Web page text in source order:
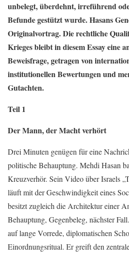
unbelegt, überdehnt, irreführend
Befunde gestützt wurde. Hasans
Originalvortrag. Die rechtliche
Krieges bleibt in diesem Essay eine
Beweisfrage, getragen von
institutionellen Bewertungen und
Gutachten.
Teil 1
Der Mann, der Macht verhört
Drei Minuten genügen für eine
politische Behauptung. Mehdi Hasan
Kreuzverhör. Sein Video über Israels
läuft mit der Geschwindigkeit eines
besitzt zugleich die Architektur einer
Behauptung, Gegenbeleg, nächster
auf lange Vorrede, diplomatischen
Einordnungsritual. Er greift den